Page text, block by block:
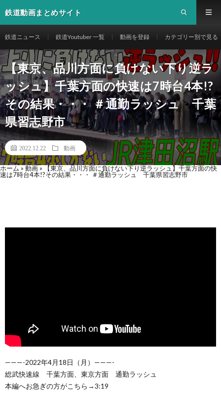
鉄道動画まとめサイト
鉄道ニュース 鉄道Youtuber 一覧 動画を登録 カテゴリー別で見る
【東京、品川方面に負けない下り逆ラ
ッシュ】千葉方面の快速は7時台4本!?
その結果・・・ ＃通勤ラッシュ 千葉
県習志野市
2022.12.22 動画
ホーム » 動画 » 【東京、品川方面に負けない下り逆ラッシュ】千葉方面の快
速は7時台4本!?その結果・・・ ＃通勤ラッシュ 千葉県習志野市
———-2022年4月18日（月）———-
総武快速線 千葉方面、東京方面 通勤ラッシュ
本編へお急ぎの方がこちら→3:19